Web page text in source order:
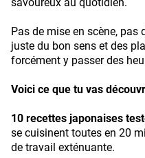
Pas de mise en scène, pas
juste du bon sens et des
forcément y passer des
Voici ce que tu vas
10 recettes japonaises
se cuisinent toutes en 20
de travail exténuante.